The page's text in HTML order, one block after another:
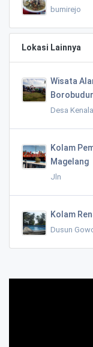
bumirejo
Lokasi Lainnya
Wisata
Borobudur
Desa
Kolam
Magelang
Jln
Kolam
Dusun